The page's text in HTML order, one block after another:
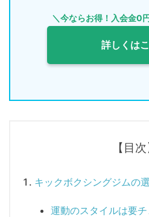
＼今ならお得！入会金0
詳しくは
【目次
キックボクシングジムの
運動のスタイルは要チ